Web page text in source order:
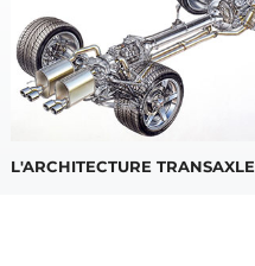
L'ARCHITECTURE TRANSAXLE